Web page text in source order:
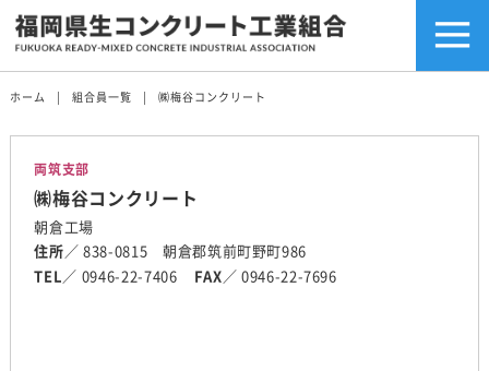
ホーム 組合員一覧 ㈱梅谷コンクリート
両筑支部
㈱梅谷コンクリート
朝倉工場
住所 ／ 838-0815 朝倉郡筑前町野町986
TEL ／ 0946-22-7406 FAX ／ 0946-22-7696